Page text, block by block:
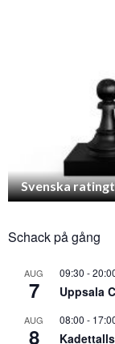
Svenska
Schack på gång
AUG
7
09:30 -
Uppsala
AUG
8
08:00 -